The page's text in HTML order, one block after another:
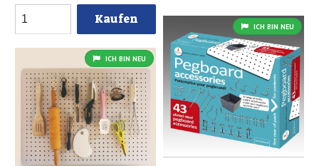
Kaufen ICH BIN NEU
ICH BIN NEU